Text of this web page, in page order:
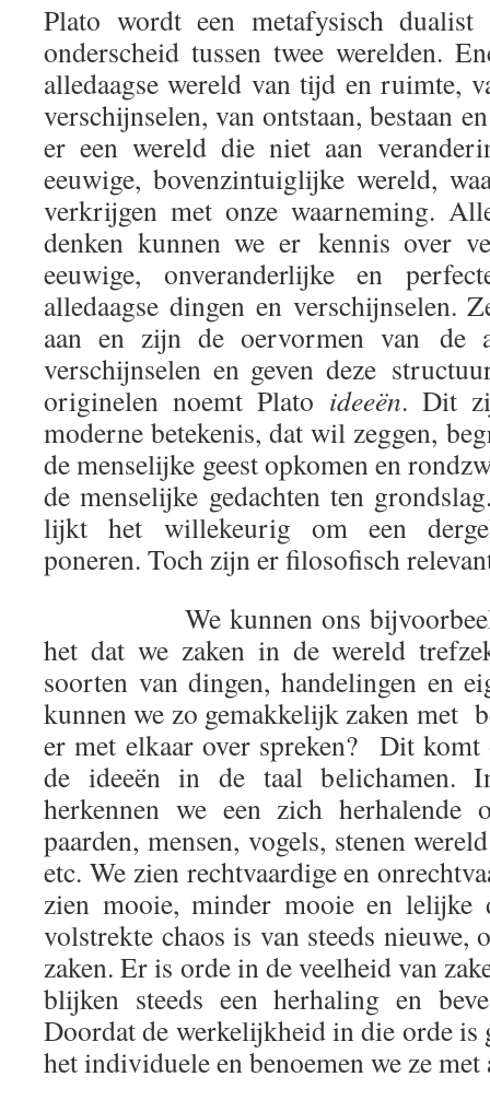
Plato wordt een metafysisch dualist
onderscheid tussen twee werelden.
alledaagse wereld van tijd en ruimte,
verschijnselen, van ontstaan, bestaan
er een wereld die niet aan
eeuwige, bovenzintuiglijke wereld,
verkrijgen met onze waarneming.
denken kunnen we er kennis over
eeuwige, onveranderlijke en
alledaagse dingen en verschijnselen.
aan en zijn de oervormen van de
verschijnselen en geven deze
originelen noemt Plato ideeën. Dit
moderne betekenis, dat wil zeggen,
de menselijke geest opkomen en
de menselijke gedachten ten
lijkt het willekeurig om een
poneren. Toch zijn er filosofisch
We kunnen ons bijvoorbeeld
het dat we zaken in de wereld
soorten van dingen, handelingen en
kunnen we zo gemakkelijk zaken met
er met elkaar over spreken? Dit komt
de ideeën in de taal belichamen.
herkennen we een zich herhalende
paarden, mensen, vogels, stenen
etc. We zien rechtvaardige en
zien mooie, minder mooie en lelijke
volstrekte chaos is van steeds nieuwe,
zaken. Er is orde in de veelheid van
blijken steeds een herhaling en
Doordat de werkelijkheid in die orde is
het individuele en benoemen we ze